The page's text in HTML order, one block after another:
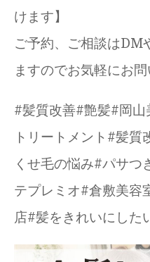
けます】
ご予約、ご相談はDM
ますのでお気軽にお問
#髪質改善#艶髪#岡
トリートメント#髪
くせ毛の悩み#パサ
テプレミオ#倉敷美容
店#髪をきれいにした